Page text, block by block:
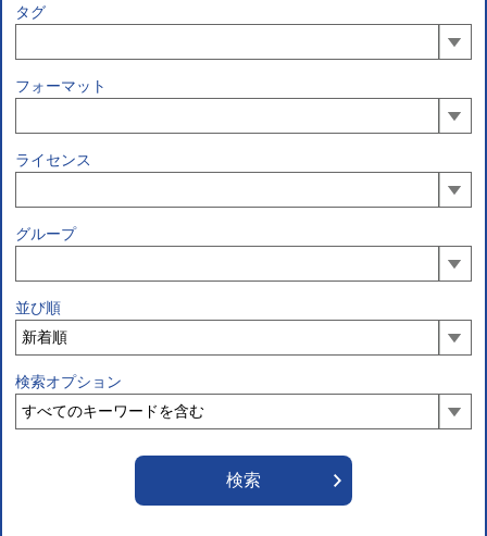
タグ
フォーマット
ライセンス
グループ
並び順
検索オプション